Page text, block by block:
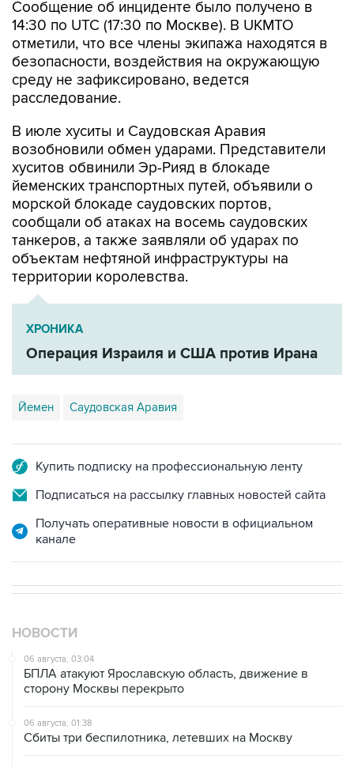
отметили, что все члены экипажа находятся в
безопасности, воздействия на окружающую
среду не зафиксировано, ведется
расследование.
В июле хуситы и Саудовская Аравия
хуситов обвинили Эр-Рияд в блокаде
йеменских транспортных путей, объявили о
морской блокаде саудовских портов,
сообщали об атаках на восемь саудовских
танкеров, а также заявляли об ударах по
объектам нефтяной инфраструктуры на
территории королевства.
ХРОНИКА
Операция Израиля и США против Ирана
Йемен Саудовская Аравия
Подписаться на рассылку главных новостей сайта
Получать оперативные новости в официальном
канале
06 августа, 03:04
БПЛА атакуют Ярославскую область, движение в
сторону Москвы перекрыто
06 августа, 01:38
05 августа, 22:27